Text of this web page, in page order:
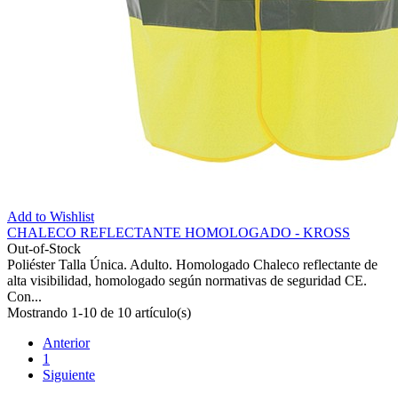
Add to Wishlist
CHALECO REFLECTANTE HOMOLOGADO - KROSS
Out-of-Stock
Poliéster Talla Única. Adulto. Homologado Chaleco reflectante de
alta visibilidad, homologado según normativas de seguridad CE.
Con...
Mostrando 1-10 de 10 artículo(s)
Anterior
1
Siguiente